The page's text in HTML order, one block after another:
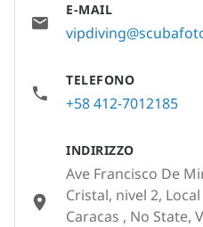
E-MAIL
TELEFONO
+58 412-7012185
INDIRIZZO
Ave Francisco De
Cristal, nivel 2,
Caracas , No State,